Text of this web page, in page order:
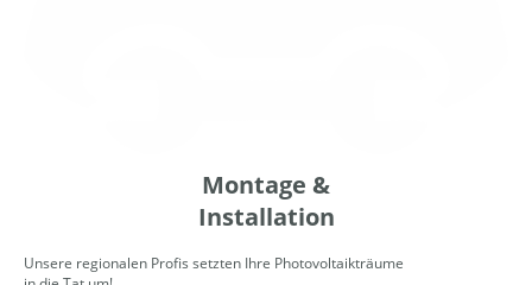
Montage &
Installation
Unsere regionalen Profis setzten Ihre Photovoltaikträume